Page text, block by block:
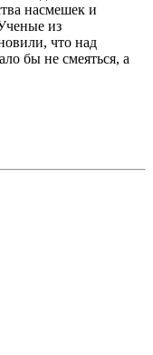
насмешек и
из
что над
бы не смеяться, а